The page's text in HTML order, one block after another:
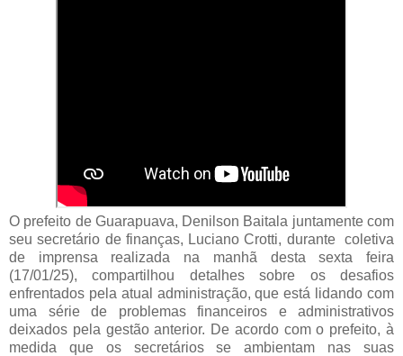
O prefeito de Guarapuava, Denilson Baitala juntamente com
seu secretário de finanças, Luciano Crotti, durante coletiva
de imprensa realizada na manhã desta sexta feira
(17/01/25), compartilhou detalhes sobre os desafios
enfrentados pela atual administração, que está lidando com
uma série de problemas financeiros e administrativos
deixados pela gestão anterior. De acordo com o prefeito, à
medida que os secretários se ambientam nas suas